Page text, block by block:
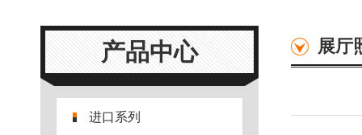
产品中心
进口系列
展厅